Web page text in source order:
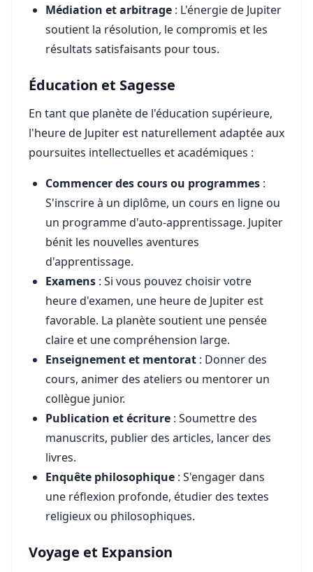
Médiation et arbitrage : L'énergie de Jupiter
soutient la résolution, le compromis et les
résultats satisfaisants pour tous.
Éducation et Sagesse
En tant que planète de l'éducation supérieure,
l'heure de Jupiter est naturellement adaptée aux
poursuites intellectuelles et académiques :
Commencer des cours ou programmes :
S'inscrire à un diplôme, un cours en ligne ou
un programme d'auto-apprentissage. Jupiter
bénit les nouvelles aventures
d'apprentissage.
Examens : Si vous pouvez choisir votre
heure d'examen, une heure de Jupiter est
favorable. La planète soutient une pensée
claire et une compréhension large.
Enseignement et mentorat : Donner des
cours, animer des ateliers ou mentorer un
collègue junior.
Publication et écriture : Soumettre des
manuscrits, publier des articles, lancer des
livres.
Enquête philosophique : S'engager dans
une réflexion profonde, étudier des textes
religieux ou philosophiques.
Voyage et Expansion